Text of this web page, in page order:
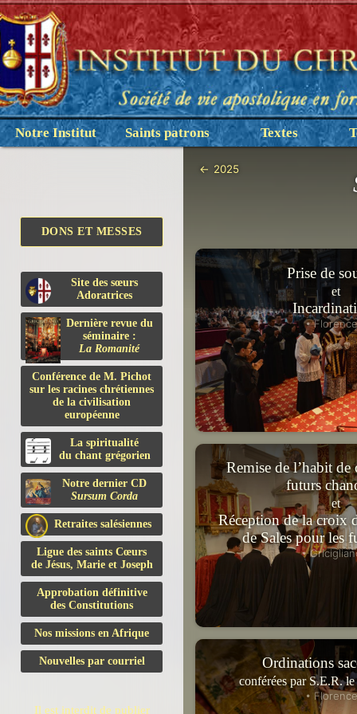
Notre Institut Saints patrons Textes
DONS ET MESSES
Site des sœurs
Adoratrices
Dernière revue du
séminaire :
La Romanité
Conférence de M. Pichot
sur les racines chrétiennes
de la civilisation
européenne
La spiritualité
du chant grégorien
Notre dernier CD
Sursum Corda
Retraites salésiennes
Ligue des saints Cœurs
de Jésus, Marie et Joseph
Approbation définitive
des Constitutions
Nos missions en Afrique
Nouvelles par courriel
Il est interdit de publier
← 2025
Prise de
et
•
Remise de l’habit
futurs
et
Réception de la croix
de Sales pour les
•
Ordinations
conférées par S.E.R.
•